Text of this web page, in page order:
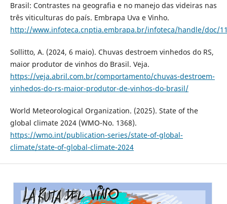
Brasil: Contrastes na geografia e no manejo das videiras nas
três viticulturas do país. Embrapa Uva e Vinho.
http://www.infoteca.cnptia.embrapa.br/infoteca/handle/doc/
Sollitto, A. (2024, 6 maio). Chuvas destroem vinhedos do RS,
maior produtor de vinhos do Brasil. Veja.
https://veja.abril.com.br/comportamento/chuvas-destroem-
vinhedos-do-rs-maior-produtor-de-vinhos-do-brasil/
World Meteorological Organization. (2025). State of the
global climate 2024 (WMO-No. 1368).
https://wmo.int/publication-series/state-of-global-
climate/state-of-global-climate-2024